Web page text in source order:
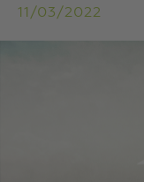
11/03/2022